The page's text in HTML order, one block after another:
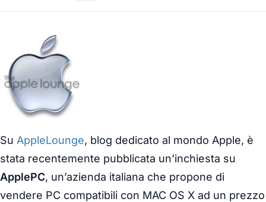
Su AppleLounge, blog dedicato al mondo Apple, è
stata recentemente pubblicata un’inchiesta su
ApplePC, un’azienda italiana che propone di
vendere PC compatibili con MAC OS X ad un prezzo